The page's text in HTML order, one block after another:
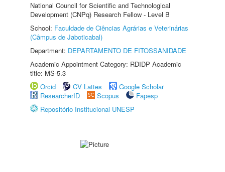
National Council for Scientific and Technological
Development (CNPq) Research Fellow - Level B
School: Faculdade de Ciências Agrárias e Veterinárias
(Câmpus de Jaboticabal)
Department: DEPARTAMENTO DE FITOSSANIDADE
Academic Appointment Category: RDIDP Academic
title: MS-5.3
Orcid
CV Lattes
Google Scholar
ResearcherID
Scopus
Fapesp
Repositório Institucional UNESP